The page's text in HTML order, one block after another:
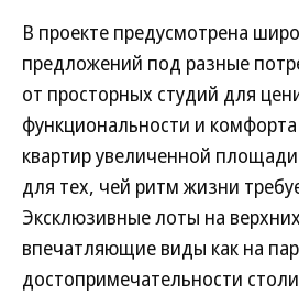
В проекте предусмотрена
предложений под разные
от просторных студий для
функциональности и
квартир увеличенной
для тех, чей ритм жизни
Эксклюзивные лоты на
впечатляющие виды как на
достопримечательности